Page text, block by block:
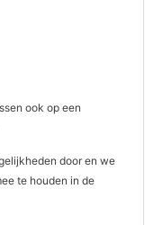
ook op een
door en we
te houden in de